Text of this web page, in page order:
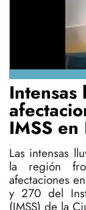
Intensas
IMSS en
Las intensas
la región
afectaciones
y 270 del